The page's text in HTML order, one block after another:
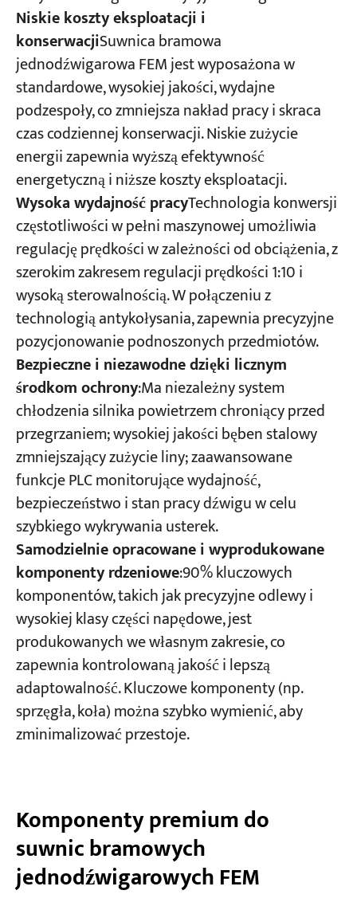
Niskie koszty eksploatacji i
konserwacjiSuwnica bramowa
jednodźwigarowa FEM jest wyposażona w
standardowe, wysokiej jakości, wydajne
podzespoły, co zmniejsza nakład pracy i skraca
czas codziennej konserwacji. Niskie zużycie
energii zapewnia wyższą efektywność
energetyczną i niższe koszty eksploatacji.
Wysoka wydajność pracyTechnologia konwersji
częstotliwości w pełni maszynowej umożliwia
regulację prędkości w zależności od obciążenia, z
szerokim zakresem regulacji prędkości 1:10 i
wysoką sterowalnością. W połączeniu z
technologią antykołysania, zapewnia precyzyjne
pozycjonowanie podnoszonych przedmiotów.
Bezpieczne i niezawodne dzięki licznym
środkom ochrony:Ma niezależny system
chłodzenia silnika powietrzem chroniący przed
przegrzaniem; wysokiej jakości bęben stalowy
zmniejszający zużycie liny; zaawansowane
funkcje PLC monitorujące wydajność,
bezpieczeństwo i stan pracy dźwigu w celu
szybkiego wykrywania usterek.
Samodzielnie opracowane i wyprodukowane
komponenty rdzeniowe:90% kluczowych
komponentów, takich jak precyzyjne odlewy i
wysokiej klasy części napędowe, jest
produkowanych we własnym zakresie, co
zapewnia kontrolowaną jakość i lepszą
adaptowalność. Kluczowe komponenty (np.
sprzęgła, koła) można szybko wymienić, aby
zminimalizować przestoje.
Komponenty premium do
suwnic bramowych
jednodźwigarowych FEM